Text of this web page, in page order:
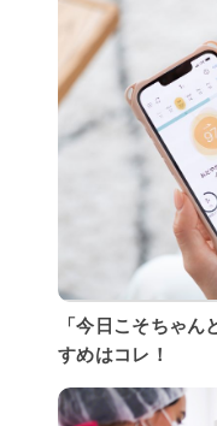
「今日こそちゃ
すめはコレ！